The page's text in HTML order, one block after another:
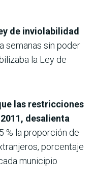
de inviolabilidad
semanas sin poder
la Ley de
las restricciones
desalienta
% la proporción de
porcentaje
municipio